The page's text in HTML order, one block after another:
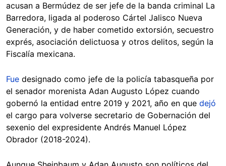
acusan a Bermúdez de ser jefe de la banda criminal La
Barredora, ligada al poderoso Cártel Jalisco Nueva
Generación, y de haber cometido extorsión, secuestro
exprés, asociación delictuosa y otros delitos, según la
Fiscalía mexicana.
Fue designado como jefe de la policía tabasqueña por
el senador morenista Adan Augusto López cuando
gobernó la entidad entre 2019 y 2021, año en que dejó
el cargo para volverse secretario de Gobernación del
sexenio del expresidente Andrés Manuel López
Obrador (2018-2024).